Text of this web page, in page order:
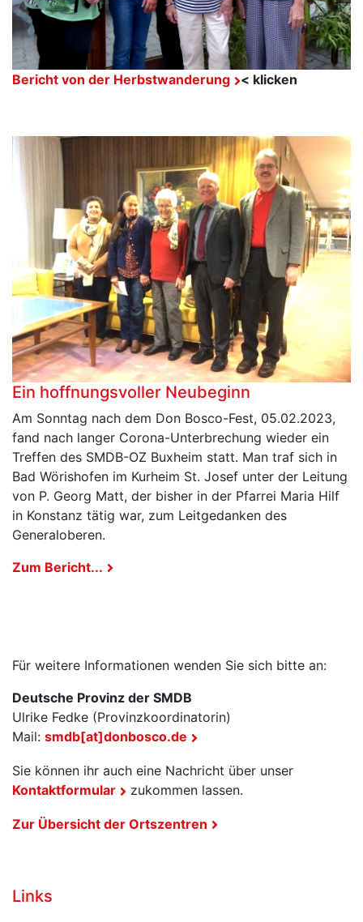
Bericht von der Herbstwanderung < klicken
Ein hoffnungsvoller Neubeginn
Am Sonntag nach dem Don Bosco-Fest, 05.02.2023,
fand nach langer Corona-Unterbrechung wieder ein
Treffen des SMDB-OZ Buxheim statt. Man traf sich in
Bad Wörishofen im Kurheim St. Josef unter der Leitung
von P. Georg Matt, der bisher in der Pfarrei Maria Hilf
in Konstanz tätig war, zum Leitgedanken des
Generaloberen.
Zum Bericht...
Für weitere Informationen wenden Sie sich bitte an:
Deutsche Provinz der SMDB
Ulrike Fedke (Provinzkoordinatorin)
Mail: smdb[at]donbosco.de
Sie können ihr auch eine Nachricht über unser
Kontaktformular
zukommen lassen.
Zur Übersicht der Ortszentren
Links